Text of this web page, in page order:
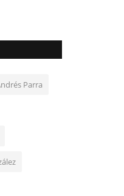
Parra